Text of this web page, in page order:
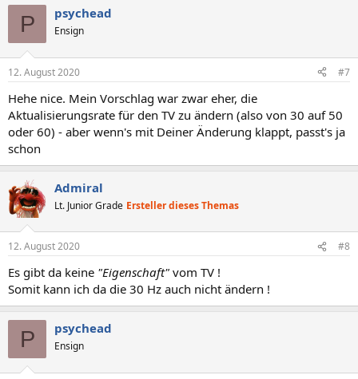
P psychead
Ensign
12. August 2020 #7
Hehe nice. Mein Vorschlag war zwar eher, die
Aktualisierungsrate für den TV zu ändern (also von 30 auf 50
oder 60) - aber wenn's mit Deiner Änderung klappt, passt's ja
schon
Admiral
Lt. Junior Grade Ersteller dieses Themas
12. August 2020 #8
Es gibt da keine "Eigenschaft" vom TV !
Somit kann ich da die 30 Hz auch nicht ändern !
P psychead
Ensign